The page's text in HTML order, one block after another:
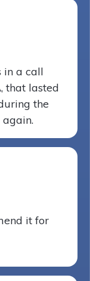
in a call
that lasted
the
it for